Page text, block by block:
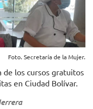
Foto. Secretaría de la Mujer.
de los cursos gratuitos
en Ciudad Bolívar.